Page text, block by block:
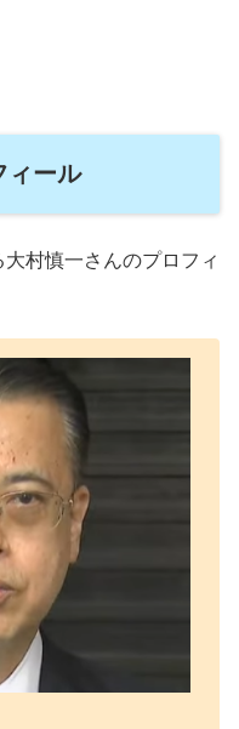
ィール
村慎一さんのプロフィ